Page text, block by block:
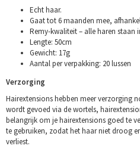
Echt haar.
Gaat tot 6 maanden mee,
Remy-kwaliteit – alle haren staan
Lengte: 50cm
Gewicht: 17g
Aantal per verpakking: 20 lussen
Verzorging
Hairextensions hebben meer verzorging
wordt gevoed via de wortels,
belangrijk om je hairextensions goed te
te gebruiken, zodat het haar niet droog
verliest.